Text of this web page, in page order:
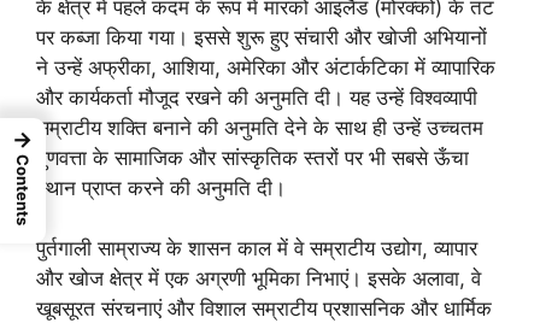
के क्षेत्र में पहले कदम के रूप में मारको आइलैंड (मोरक्को) के तट
पर कब्जा किया गया। इससे शुरू हुए संचारी और खोजी अभियानों
ने उन्हें अफ्रीका, आशिया, अमेरिका और अंटार्कटिका में व्यापारिक
और कार्यकर्ता मौजूद रखने की अनुमति दी। यह उन्हें विश्वव्यापी
सम्राटीय शक्ति बनाने की अनुमति देने के साथ ही उन्हें उच्चतम
गुणवत्ता के सामाजिक और सांस्कृतिक स्तरों पर भी सबसे ऊँचा
स्थान प्राप्त करने की अनुमति दी।
पुर्तगाली साम्राज्य के शासन काल में वे सम्राटीय उद्योग, व्यापार
और खोज क्षेत्र में एक अग्रणी भूमिका निभाएं। इसके अलावा, वे
खूबसूरत संरचनाएं और विशाल सम्राटीय प्रशासनिक और धार्मिक
→
Contents